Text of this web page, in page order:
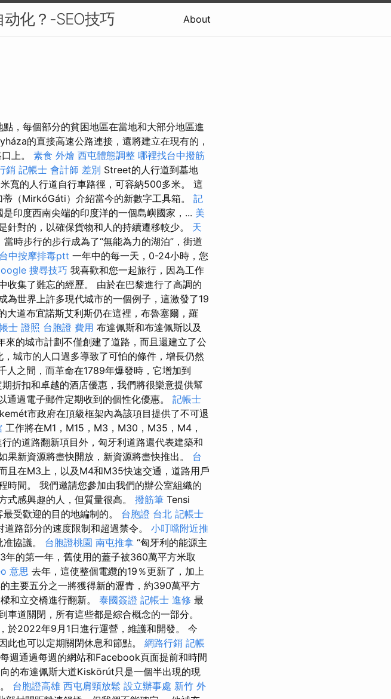
化？-SEO技巧 About
，每個部分的貧困地區在當地和大部分地區進
的直接高速公路連接，還將建立在現有的，
上。 素食 外燴 西屯體態調整 哪裡找台中撥筋
銷 記帳士 會計師 差別 Street的人行道到墓地
寬的人行道自行車路徑，可容納500多米。 這
（MirkóGáti）介紹當今的新數字工具箱。 記
是印度西南尖端的印度洋的一個島嶼國家，... 美
針對的，以確保貨物和人的持續遷移較少。 天
時步行的步行成為了“無能為力的湖泊”，街道
台中按摩排毒ptt 一年中的每一天，0-24小時，您
搜尋技巧 我喜歡和您一起旅行，因為工作
收集了難忘的經歷。 由於在巴黎進行了高調的
為世界上許多現代城市的一個例子，這激發了19
大道布宜諾斯艾利斯仍在這裡，布魯塞爾，羅
士 證照 台胞證 費用 布達佩斯和布達佩斯以及
來的城市計劃不僅創建了道路，而且還建立了公
，城市的人口過多導致了可怕的條件，增長仍然
人之間，而革命在1789年爆發時，它增加到
折扣和卓越的酒店優惠，我們將很樂意提供幫
通過電子郵件定期收到的個性化優惠。 記帳士
市政府在頂級框架內為該項目提供了不可退
工作將在M1，M15，M3，M30，M35，M4，
的道路翻新項目外，匈牙利道路還代表建築和
新資源將盡快開放，新資源將盡快推出。 台
且在M3上，以及M4和M35快速交通，道路用戶
時間。 我們邀請您參加由我們的辦公室組織的
式感興趣的人，但質量很高。 撥筋筆 Tensi
受歡迎的目的地編制的。 台胞證 台北 記帳士
路部分的速度限制和超過禁令。 小叮噹附近推
協議。 台胞證桃園 南屯推拿 “匈牙利的能源主
的第一年，舊使用的蓋子被360萬平方米取
意思 去年，這使整個電纜的19％更新了，加上
主要五分之一將獲得新的瀝青，約390萬平方
和立交橋進行翻新。 泰國簽證 記帳士 進修 最
道關閉，所有這些都是綜合概念的一部分。
於2022年9月1日進行運營，維護和開發。 今
此也可以定期關閉休息和節點。 網路行銷 記帳
週通過每週的網站和Facebook頁面提前和時間
的布達佩斯大道Kiskörút只是一個半出現的現
台胞證高雄 西屯肩頸放鬆 設立辦事處 新竹 外